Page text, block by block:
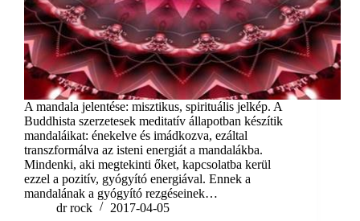
A mandala jelentése: misztikus, spirituális jelkép. A
Buddhista szerzetesek meditatív állapotban készítik
mandaláikat: énekelve és imádkozva, ezáltal
transzformálva az isteni energiát a mandalákba.
Mindenki, aki megtekinti őket, kapcsolatba kerül
ezzel a pozitív, gyógyító energiával. Ennek a
mandalának a gyógyító rezgéseinek…
dr rock
2017-04-05